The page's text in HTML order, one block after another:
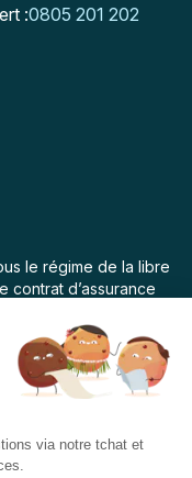
:0805 201 202
le régime de la libre
contrat d’assurance
Levallois Perret,
est la loi